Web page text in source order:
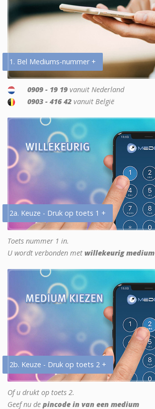
1. Bel Mediums-nummer +
0909 - 19 19 vanuit Nederland
0903 - 416 42 vanuit België
2a. Keuze - Druk op toets 1 +
Toets nummer 1 in.
U wordt verbonden met willekeurig medium
2b. Keuze - Druk op toets 2 +
Of u drukt op toets 2.
Geef nu de pincode in van een medium